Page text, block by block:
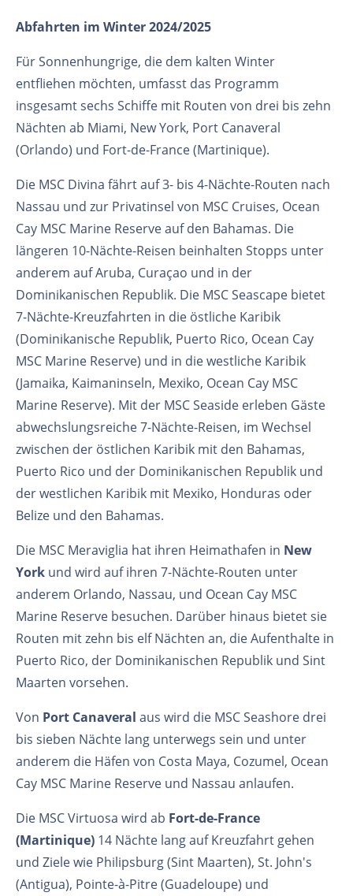
Abfahrten im Winter 2024/2025
Für Sonnenhungrige, die dem kalten Winter
entfliehen möchten, umfasst das Programm
insgesamt sechs Schiffe mit Routen von drei bis zehn
Nächten ab Miami, New York, Port Canaveral
(Orlando) und Fort-de-France (Martinique).
Die MSC Divina fährt auf 3- bis 4-Nächte-Routen nach
Nassau und zur Privatinsel von MSC Cruises, Ocean
Cay MSC Marine Reserve auf den Bahamas. Die
längeren 10-Nächte-Reisen beinhalten Stopps unter
anderem auf Aruba, Curaçao und in der
Dominikanischen Republik. Die MSC Seascape bietet
7-Nächte-Kreuzfahrten in die östliche Karibik
(Dominikanische Republik, Puerto Rico, Ocean Cay
MSC Marine Reserve) und in die westliche Karibik
(Jamaika, Kaimaninseln, Mexiko, Ocean Cay MSC
Marine Reserve). Mit der MSC Seaside erleben Gäste
abwechslungsreiche 7-Nächte-Reisen, im Wechsel
zwischen der östlichen Karibik mit den Bahamas,
Puerto Rico und der Dominikanischen Republik und
der westlichen Karibik mit Mexiko, Honduras oder
Belize und den Bahamas.
Die MSC Meraviglia hat ihren Heimathafen in New
York und wird auf ihren 7-Nächte-Routen unter
anderem Orlando, Nassau, und Ocean Cay MSC
Marine Reserve besuchen. Darüber hinaus bietet sie
Routen mit zehn bis elf Nächten an, die Aufenthalte in
Puerto Rico, der Dominikanischen Republik und Sint
Maarten vorsehen.
Von Port Canaveral aus wird die MSC Seashore drei
bis sieben Nächte lang unterwegs sein und unter
anderem die Häfen von Costa Maya, Cozumel, Ocean
Cay MSC Marine Reserve und Nassau anlaufen.
Die MSC Virtuosa wird ab Fort-de-France
(Martinique) 14 Nächte lang auf Kreuzfahrt gehen
und Ziele wie Philipsburg (Sint Maarten), St. John's
(Antigua), Pointe-à-Pitre (Guadeloupe) und